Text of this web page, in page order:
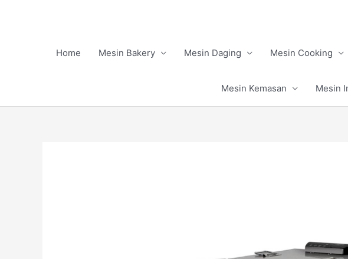
Home
Mesin Bakery Mesin Daging Mesin Cooking
Mesin Kemasan Mesin